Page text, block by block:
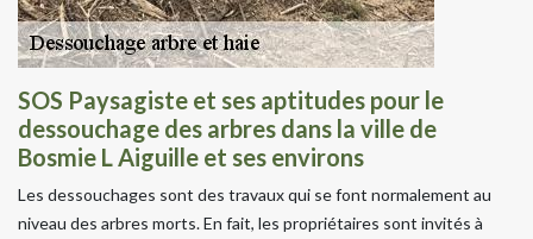
SOS Paysagiste et ses aptitudes pour le
dessouchage des arbres dans la ville de
Bosmie L Aiguille et ses environs
Les dessouchages sont des travaux qui se font normalement au
niveau des arbres morts. En fait, les propriétaires sont invités à